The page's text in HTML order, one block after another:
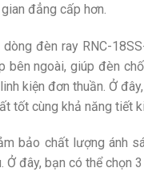
đẳng cấp hơn.
đèn ray RNC-
bên ngoài, giúp đèn
kiện đơn thuần. Ở
tốt cùng khả năng tiết
bảo chất lượng ánh
đây, bạn có thể chọn